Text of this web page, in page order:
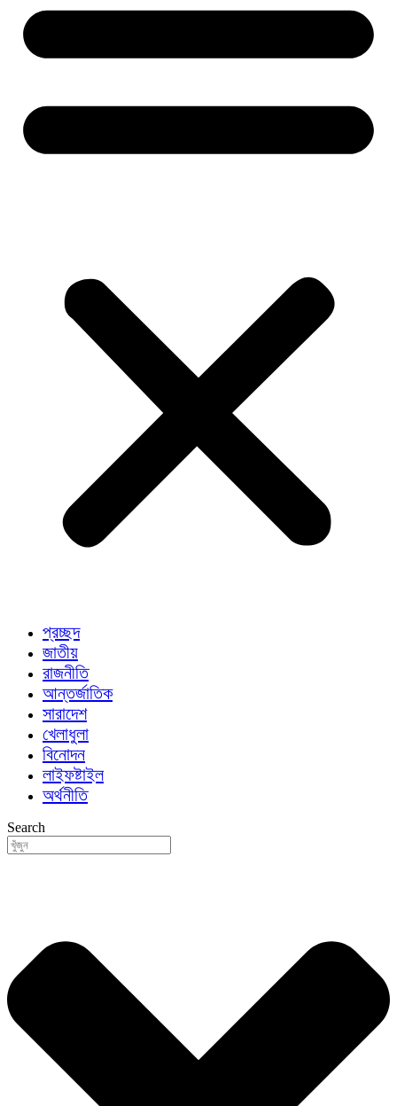
প্রচ্ছদ
জাতীয়
রাজনীতি
আন্তর্জাতিক
সারাদেশ
খেলাধুলা
বিনোদন
লাইফষ্টাইল
অর্থনীতি
Search